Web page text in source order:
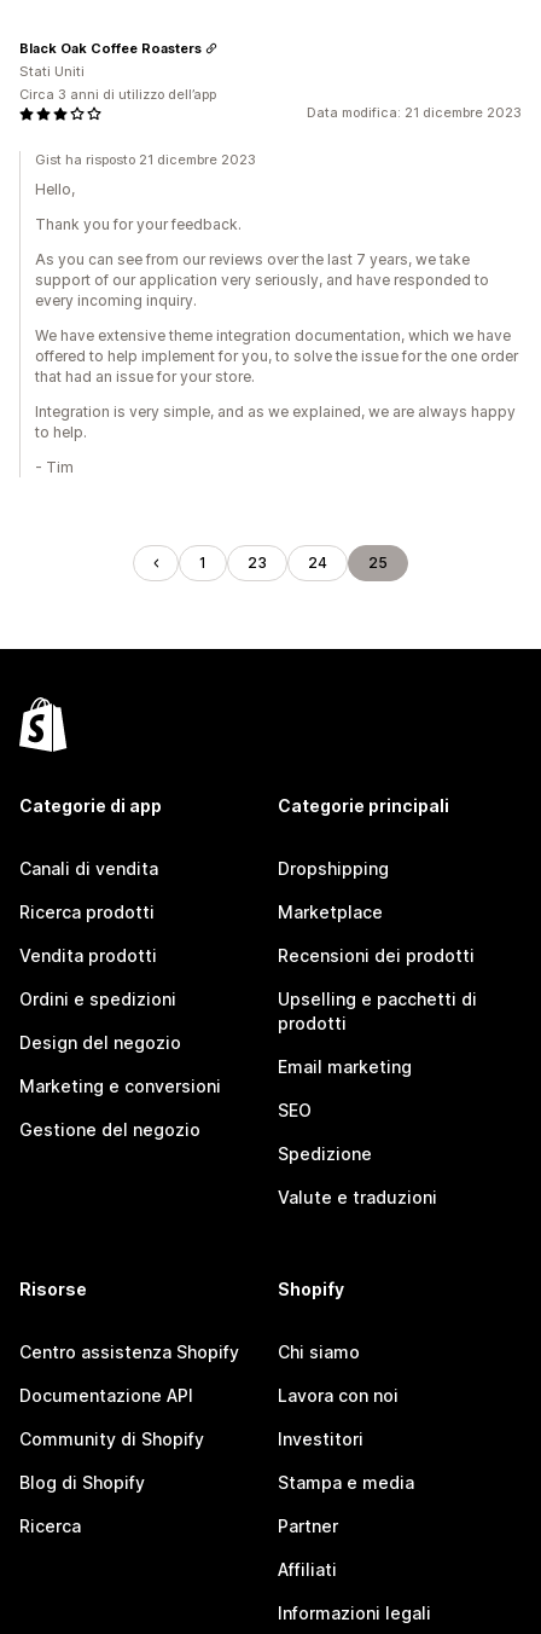
Data modifica: 21 dicembre 2023
Black Oak Coffee Roasters
Stati Uniti
Circa 3 anni di utilizzo dell’app
Gist ha risposto 21 dicembre 2023
Hello,
Thank you for your feedback.
As you can see from our reviews over the last 7 years, we take
support of our application very seriously, and have responded to
every incoming inquiry.
We have extensive theme integration documentation, which we have
offered to help implement for you, to solve the issue for the one order
that had an issue for your store.
Integration is very simple, and as we explained, we are always happy
to help.
- Tim
1 23 24 25
Categorie di app
Canali di vendita
Ricerca prodotti
Vendita prodotti
Ordini e spedizioni
Design del negozio
Marketing e conversioni
Gestione del negozio
Categorie principali
Dropshipping
Marketplace
Recensioni dei prodotti
Upselling e pacchetti di
prodotti
Email marketing
SEO
Spedizione
Valute e traduzioni
Risorse
Centro assistenza Shopify
Documentazione API
Community di Shopify
Blog di Shopify
Ricerca
Shopify
Chi siamo
Lavora con noi
Investitori
Stampa e media
Partner
Affiliati
Informazioni legali